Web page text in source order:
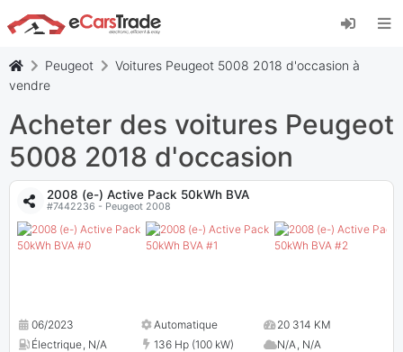
Installez l'application web eCarsTrade, ajoutez-
la à votre écran d'accueil et recevez des mises
à jour instantanées.
Peugeot
Voitures Peugeot 5008 2018 d'occasion à
vendre
Acheter des voitures Peugeot
5008 2018 d'occasion
2008 (e-) Active Pack 50kWh BVA
#7442236 - Peugeot 2008
06/2023 Automatique
20 314 KM
Électrique, N/A 136 Hp (100 kW) N/A, N/A